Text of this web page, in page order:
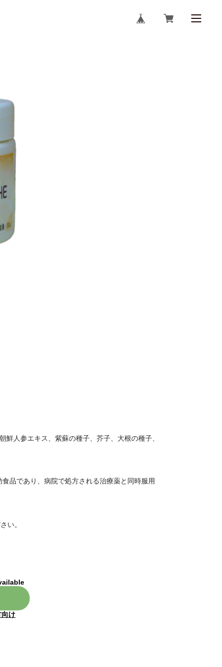
人参エキス、紫蘇の種子、芥子、大根の種子、
品であり、病院で処方される治療薬と同時服用
い。
向け